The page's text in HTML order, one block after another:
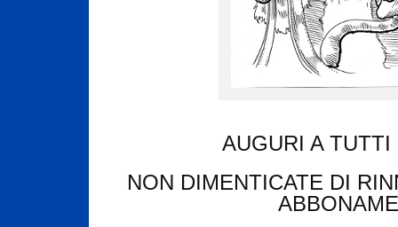
AUGURI A
NON DIMENTICATE DI